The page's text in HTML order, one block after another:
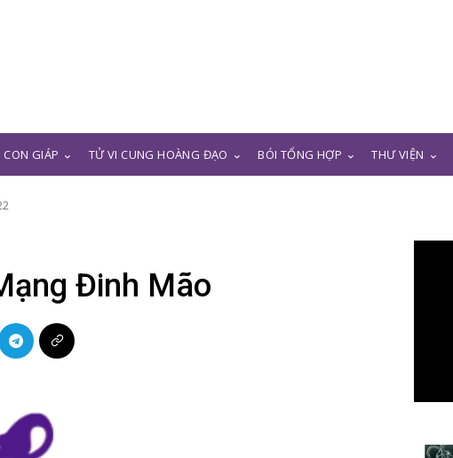
GIÁP TỬ VI CUNG HOÀNG ĐẠO BÓI TỔNG HỢP THƯ VIỆN
Đinh Mão